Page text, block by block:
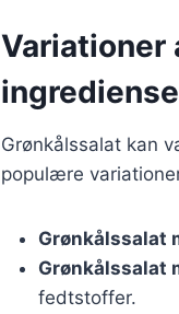
Variationer
Grønkålssalat kan
populære
Grønkålssalat
Grønkålssalat
fedtstoffer.